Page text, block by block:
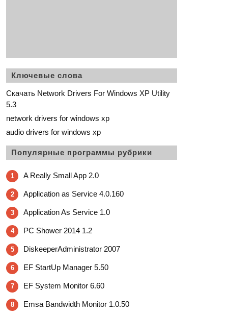
Ключевые слова
Скачать Network Drivers For Windows XP Utility
5.3
network drivers for windows xp
audio drivers for windows xp
Популярные программы рубрики
1 A Really Small App 2.0
2 Application as Service 4.0.160
3 Application As Service 1.0
4 PC Shower 2014 1.2
5 DiskeeperAdministrator 2007
6 EF StartUp Manager 5.50
7 EF System Monitor 6.60
8 Emsa Bandwidth Monitor 1.0.50